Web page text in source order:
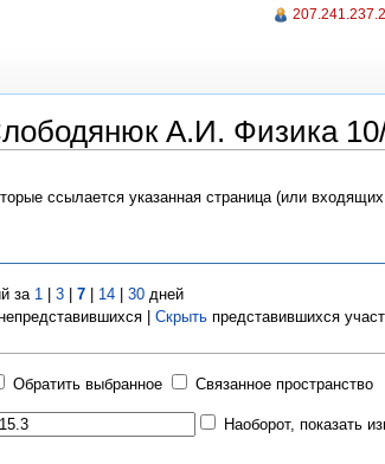
А.И. Физика
ссылается указанная страница (или
за 1 | 3| 7| 14| 30дней
| Скрытьпредставившихся
Обратить выбранное Связанное пространство
Наоборот, показать